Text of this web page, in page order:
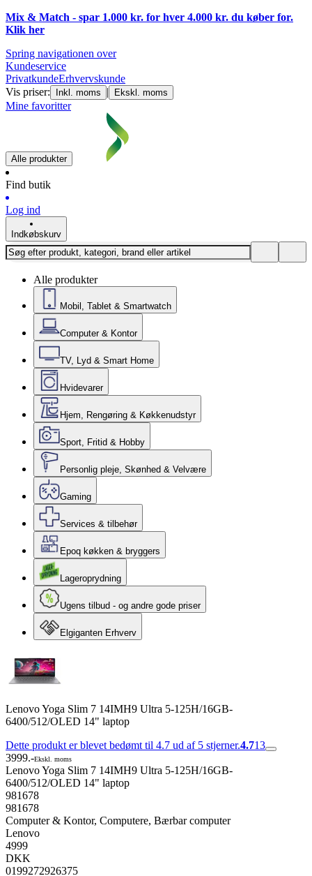
Mix & Match - spar 1.000 kr. for hver 4.000 kr. du køber for.
Klik her
Spring navigationen over
Kundeservice
PrivatkundeErhvervskunde
Vis priser:
Inkl. moms | Ekskl. moms
Mine favoritter
Alle produkter
Find butik
Log ind
Indkøbskurv
Alle produkter
Mobil, Tablet & Smartwatch
Computer & Kontor
TV, Lyd & Smart Home
Hvidevarer
Hjem, Rengøring & Køkkenudstyr
Sport, Fritid & Hobby
Personlig pleje, Skønhed & Velvære
Gaming
Services & tilbehør
Epoq køkken & bryggers
Lageroprydning
Ugens tilbud - og andre gode priser
Elgiganten Erhverv
Lenovo Yoga Slim 7 14IMH9 Ultra 5-125H/16GB-
6400/512/OLED 14" laptop
Dette produkt er blevet bedømt til 4.7 ud af 5 stjerner.4.713
3999.-Ekskl. moms
Lenovo Yoga Slim 7 14IMH9 Ultra 5-125H/16GB-
6400/512/OLED 14" laptop
981678
981678
Computer & Kontor, Computere, Bærbar computer
Lenovo
4999
DKK
0199272926375